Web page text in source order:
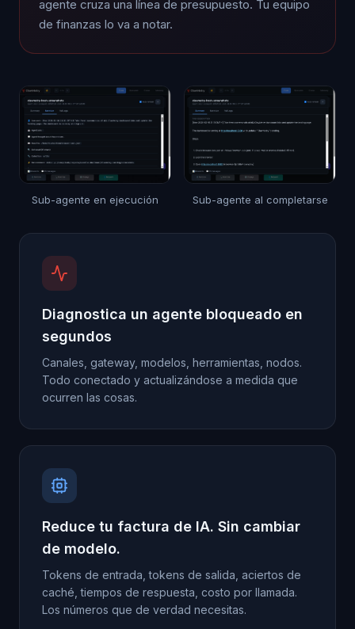
agente cruza una línea de presupuesto. Tu equipo
de finanzas lo va a notar.
Sub-agente en ejecución Sub-agente al completarse
Diagnostica un agente bloqueado en
segundos
Canales, gateway, modelos, herramientas, nodos.
Todo conectado y actualizándose a medida que
ocurren las cosas.
Reduce tu factura de IA. Sin cambiar
de modelo.
Tokens de entrada, tokens de salida, aciertos de
caché, tiempos de respuesta, costo por llamada.
Los números que de verdad necesitas.